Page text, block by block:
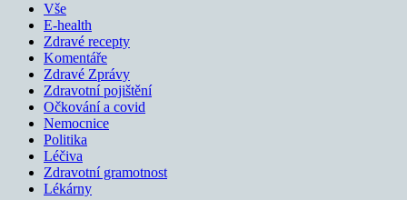
Vše
E-health
Zdravé recepty
Komentáře
Zdravé Zprávy
Zdravotní pojištění
Očkování a covid
Nemocnice
Politika
Léčiva
Zdravotní gramotnost
Lékárny